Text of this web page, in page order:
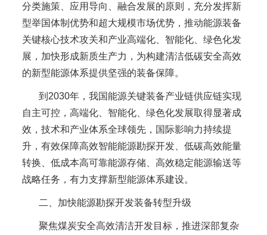
分类施策、应用导向、融合发展的原则，充分发挥新
型举国体制优势和超大规模市场优势，推动能源装备
关键核心技术攻关和产业高端化、智能化、绿色化发
展，加快形成新质生产力，为构建清洁低碳安全高效
的新型能源体系提供坚强的装备保障。
到2030年，我国能源关键装备产业链供应链实现
自主可控，高端化、智能化、绿色化发展取得显著成
效，技术和产业体系全球领先，国际影响力持续提
升，有效保障高效智能能源勘探开发、低碳高效能量
转换、低成本高可靠能源存储、高效稳定能源输送等
战略任务，有力支撑新型能源体系建设。
二、加快能源勘探开发装备转型升级
聚焦煤炭安全高效清洁开发目标，推进深部复杂